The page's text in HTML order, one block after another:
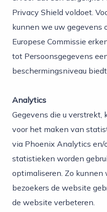
Privacy Shield voldoet.
kunnen we uw gegevens
Europese Commissie
tot Persoonsgegevens
beschermingsniveau
Analytics
Gegevens die u
voor het maken van
via Phoenix Analytics en/
statistieken worden
optimaliseren. Zo kunnen
bezoekers de website
de website verbeteren.